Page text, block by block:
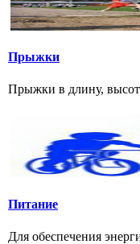
Прыжки
Прыжки в длину,
Питание
Для обеспечения